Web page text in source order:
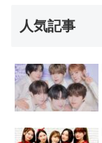
人気記事